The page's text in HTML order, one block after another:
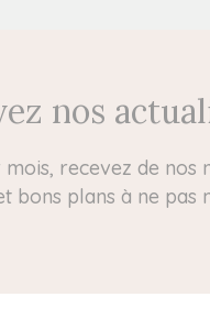
nos
mois, recevez de nos
bons plans à ne pas